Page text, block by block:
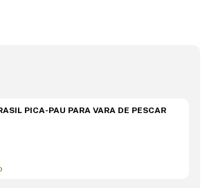
PICA-PAU PARA VARA DE PESCAR